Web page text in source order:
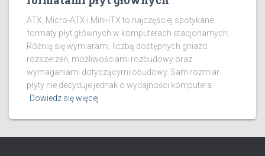
ATX, Micro-ATX i Mini-ITX to najczęściej spotykane
formaty płyt głównych w komputerach stacjonarnych.
Różnią się wymiarami, liczbą dostępnych gniazd
rozszerzeń, możliwościami rozbudowy oraz
wymaganiami dotyczącymi obudowy. Sam rozmiar
płyty nie decyduje jednak o wydajności komputera.
Dowiedz się więcej